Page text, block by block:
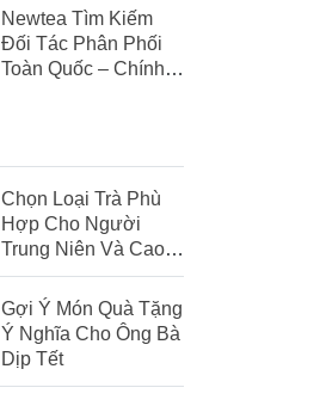
Newtea Tìm Kiếm
Đối Tác Phân Phối
Toàn Quốc – Chính
Chọn Loại Trà Phù
Hợp Cho Người
Trung Niên Và Cao
Tuổi
Gợi Ý Món Quà Tặng
Ý Nghĩa Cho Ông Bà
Dịp Tết